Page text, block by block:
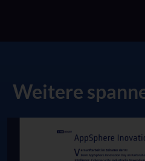
Weitere